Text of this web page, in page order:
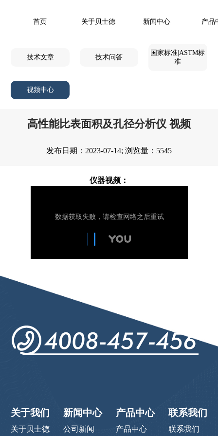
首页 关于贝士德 新闻中心 产品
技术文章 技术问答
国家标准|ASTM标
准
视频中心
高性能比表面积及孔径分析仪 视频
发布日期：2023-07-14; 浏览量：5545
仪器视频：
关于我们
关于贝士德
新闻中心
公司新闻
产品中心
产品中心
联系我们
联系我们